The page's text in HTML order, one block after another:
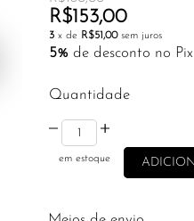
R$153,00
3 x de R$51,00 sem juros
5% de desconto no Pix
Quantidade
em estoque